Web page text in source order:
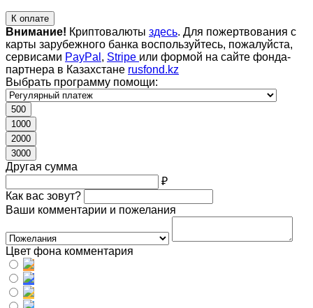
К оплате
Внимание! Криптовалюты здесь. Для пожертвования с
карты зарубежного банка воспользуйтесь, пожалуйста,
сервисами PayPal , Stripe или формой на сайте фонда-
партнера в Казахстане rusfond.kz
Выбрать программу помощи:
500
1000
2000
3000
Другая сумма
₽
Как вас зовут?
Ваши комментарии и пожелания
Цвет фона комментария